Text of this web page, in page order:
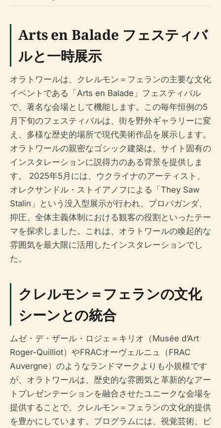
Arts en Balade フェスティバ
ルと一時展示
オラトワールは、クレルモン＝フェランの主要な文化
イベントである「Arts en Balade」フェスティバル
で、著名な会場として機能します。この毎年恒例の5
月下旬のフェスティバルは、街を野外ギャラリーに変
え、多様な歴史的場所で現代美術作品を展示します。
オラトワールの親密なゴシック建築は、サイト固有の
インスタレーションに説得力のある背景を提供しま
す。 2025年5月には、ウクライナのアーティスト、
オレクサンドル・ストイアノフによる「They Saw
Stalin」という没入型展示が行われ、プロパガンダ、
抑圧、全体主義体制における観客の役割といったテー
マを探求しました。これは、オラトワールの喚起的な
雰囲気を最大限に活用したインスタレーションでし
た。
クレルモン＝フェランの文化
シーンとの統合
ムゼ・デ・ザール・ロジェ＝キリオ（Musée d’Art
Roger-Quilliot）やFRACオーヴェルニュ（FRAC
Auvergne）のようなランドマークよりも小規模です
が、オラトワールは、歴史的な雰囲気と革新的なアー
トプレゼンテーションを融合させたユニークな会場を
提供することで、クレルモン＝フェランの文化的提供
を豊かにしています。プログラムには、視覚芸術、ビ